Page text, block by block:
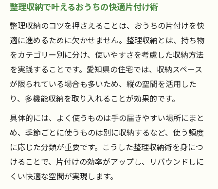
整理収納で叶えるおうちの快適片付け術
整理収納のコツを押さえることは、おうちの片付けを快
適に進めるために欠かせません。整理収納とは、持ち物
をカテゴリー別に分け、使いやすさを考慮した収納方法
を実践することです。愛知県の住宅では、収納スペース
が限られている場合も多いため、縦の空間を活用した
り、多機能収納を取り入れることが効果的です。
具体的には、よく使うものは手の届きやすい場所にまと
め、季節ごとに使うものは別に収納するなど、使う頻度
に応じた分類が重要です。こうした整理収納術を身につ
けることで、片付けの効率がアップし、リバウンドしに
くい快適な空間が実現します。